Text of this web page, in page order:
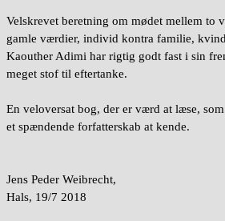
Velskrevet beretning om mødet mellem to
gamle værdier, individ kontra familie,
Kaouther Adimi har rigtig godt fast i sin
meget stof til eftertanke.
En veloversat bog, der er værd at læse,
et spændende forfatterskab at kende.
Jens Peder Weibrecht,
Hals, 19/7 2018